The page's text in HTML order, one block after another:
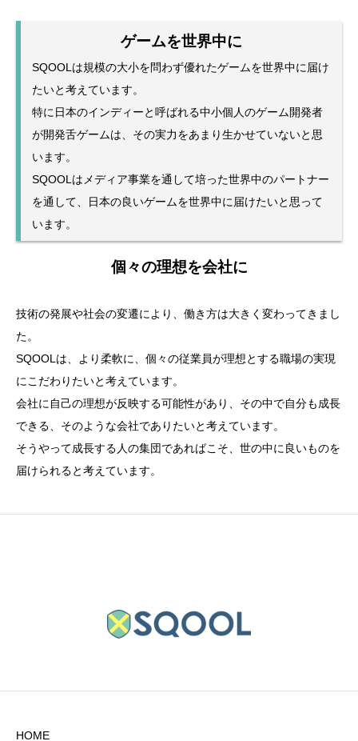
ゲームを世界中に
SQOOLは規模の大小を問わず優れたゲームを世界中に届け
たいと考えています。
特に日本のインディーと呼ばれる中小個人のゲーム開発者
が開発舌ゲームは、その実力をあまり生かせていないと思
います。
SQOOLはメディア事業を通して培った世界中のパートナー
を通して、日本の良いゲームを世界中に届けたいと思って
います。
個々の理想を会社に
技術の発展や社会の変遷により、働き方は大きく変わってきまし
た。
SQOOLは、より柔軟に、個々の従業員が理想とする職場の実現
にこだわりたいと考えています。
会社に自己の理想が反映する可能性があり、その中で自分も成長
できる、そのような会社でありたいと考えています。
そうやって成長する人の集団であればこそ、世の中に良いものを
届けられると考えています。
HOME